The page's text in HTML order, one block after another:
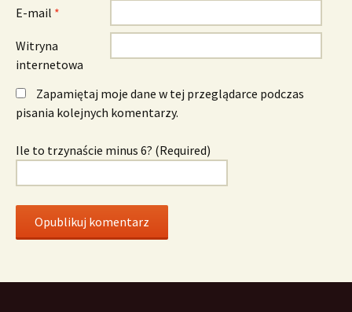
E-mail *
Witryna
internetowa
Zapamiętaj moje dane w tej przeglądarce podczas
pisania kolejnych komentarzy.
Ile to trzynaście minus 6? (Required)